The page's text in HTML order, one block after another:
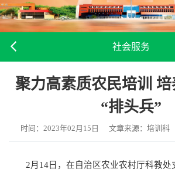
社会服务
聚力高素质农民培训
“排头兵”
时间：2023年02月15日 文章来源：培训科
2月14日，在自治区农业农村厅科教处